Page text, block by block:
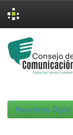
navigation
Repositorio